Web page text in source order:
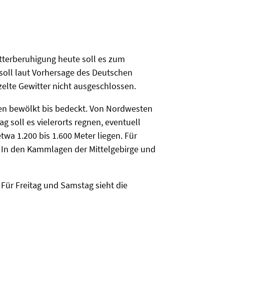
heute soll es zum
laut Vorhersage des Deutschen
Gewitter nicht ausgeschlossen.
bewölkt bis bedeckt. Von Nordwesten
soll es vielerorts regnen, eventuell
1.200 bis 1.600 Meter liegen. Für
den Kammlagen der Mittelgebirge und
Freitag und Samstag sieht die